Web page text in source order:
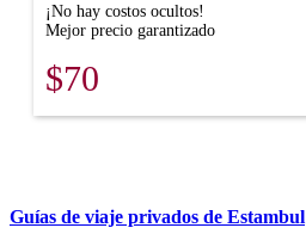
¡No hay costos ocultos!
Mejor precio garantizado
$70
Guías de viaje privados de Estambul